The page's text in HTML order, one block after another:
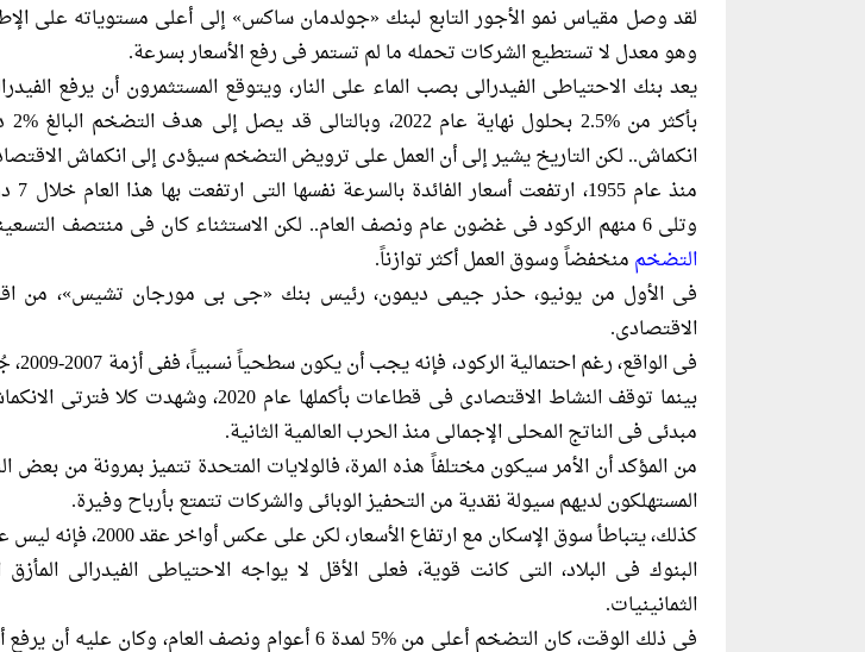
وهو معدل لا تستطيع الشركات تحمله ما لم تستمر فى رفع الأسعار بسرعة.
يعد بنك الاحتياطى الفيدرالى بصب الماء على النار، ويتوقع المستثمرون أن يرفع
انكماش.. لكن التاريخ يشير إلى أن العمل على ترويض التضخم سيؤدى إلى انكماش
منذ
وتلى 6 منهم الركود فى غضون عام ونصف العام.. لكن الاستثناء كان فى منتصف التسعينيات، عندما كان
التضخم منخفضاً وسوق العمل أكثر توازناً.
فى الأول من يونيو، حذر جيمى ديمون، رئيس بنك «جى بى مورجان تشيس»، من
الاقتصادى.
فى
بينما توقف النشاط الاقتصادى فى قطاعات بأكملها عام 2020،
مبدئى فى الناتج المحلى الإجمالى منذ الحرب العالمية الثانية.
من المؤكد أن الأمر سيكون مختلفاً هذه المرة، فالولايات المتحدة تتميز بمرونة من بعض
المستهلكون لديهم سيولة نقدية من التحفيز الوبائى والشركات تتمتع بأرباح وفيرة.
كذلك، يتباطأ سوق الإسكان مع ارتفاع
البنوك فى البلاد، التى كانت قوية، فعلى الأقل لا يواجه الاحتياطى الفيدرالى
الثمانينيات.
فى ذلك الوقت، كان التضخم أعلى من %5 لمدة 6 أعوام ونصف العام، وكان